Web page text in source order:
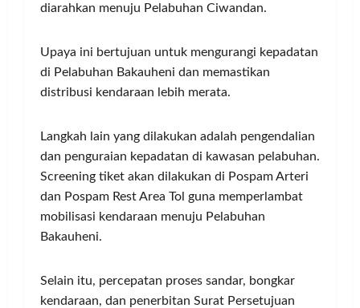
diarahkan menuju Pelabuhan Ciwandan.
Upaya ini bertujuan untuk mengurangi kepadatan
di Pelabuhan Bakauheni dan memastikan
distribusi kendaraan lebih merata.
Langkah lain yang dilakukan adalah pengendalian
dan penguraian kepadatan di kawasan pelabuhan.
Screening tiket akan dilakukan di Pospam Arteri
dan Pospam Rest Area Tol guna memperlambat
mobilisasi kendaraan menuju Pelabuhan
Bakauheni.
Selain itu, percepatan proses sandar, bongkar
kendaraan, dan penerbitan Surat Persetujuan